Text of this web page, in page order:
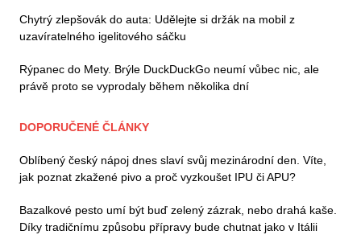
Chytrý zlepšovák do auta: Udělejte si držák na mobil z
uzavíratelného igelitového sáčku
Rýpanec do Mety. Brýle DuckDuckGo neumí vůbec nic, ale
právě proto se vyprodaly během několika dní
DOPORUČENÉ ČLÁNKY
Oblíbený český nápoj dnes slaví svůj mezinárodní den. Víte,
jak poznat zkažené pivo a proč vyzkoušet IPU či APU?
Bazalkové pesto umí být buď zelený zázrak, nebo drahá kaše.
Díky tradičnímu způsobu přípravy bude chutnat jako v Itálii